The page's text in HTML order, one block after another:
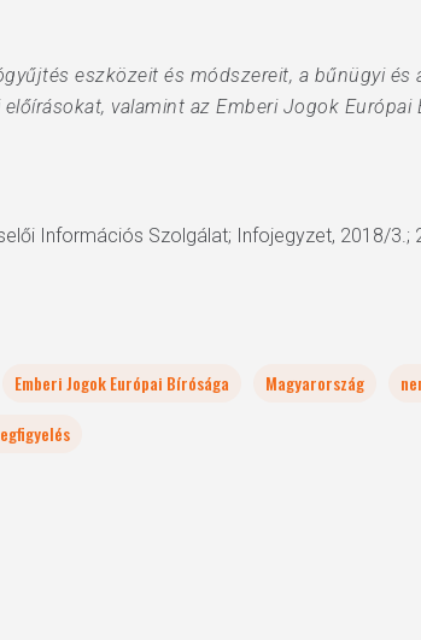
eszközeit és módszereit, a bűnügyi és
valamint az Emberi Jogok Európai
Információs Szolgálat; Infojegyzet, 2018/3.;
Emberi Jogok Európai Bírósága Magyarország